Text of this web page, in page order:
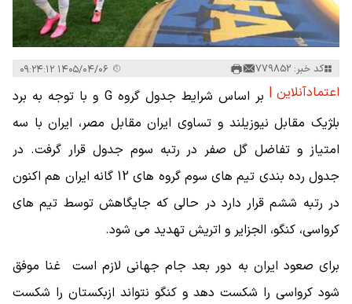
کد خبر: 779852
اعتمادآنلاین |
بر اساس شرایط جدول گروه G و با توجه به برد
بلژیک مقابل نیوزیلند و تساوی ایران مقابل مصر، ایران با سه
امتیاز و تفاضل گل صفر در رتبه سوم جدول قرار گرفت. در
جدول رده بندی تیم های سوم گروه های 12 گانه ایران هم اکنون
در رتبه ششم قرار دارد در حالی که جایگاهش توسط تیم های
کرواسی، کنگو، الجزایر و اتریش تهدید می شود.
برای صعود ایران به دور بعد جام جهانی لازم است غنا موفق
شود کرواسی را شکست دهد و کنگو نتواند ازبکستان را شکست